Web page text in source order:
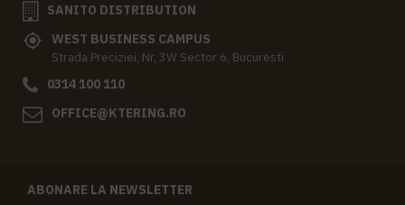
SANITO DISTRIBUTION
WEST BUSINESS CAMPUS
Strada Preciziei, Nr, 3W Sector 6, Bucuresti
0314 100 110
OFFICE@KTERING.RO
ABONARE LA NEWSLETTER